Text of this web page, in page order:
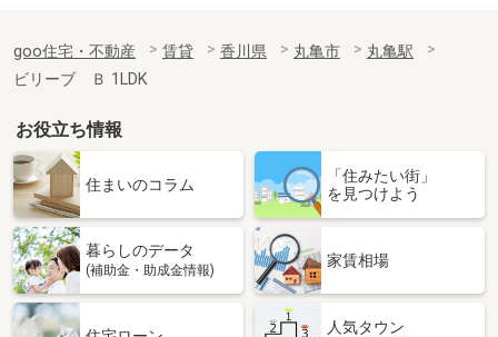
goo住宅・不動産 賃貸 香川県 丸亀市
丸亀駅
ビリーブ Ｂ 1LDK
お役立ち情報
住まいのコラム
「住みたい街」
を見つけよう
暮らしのデータ
(補助金・助成金情報)
家賃相場
人気タウン